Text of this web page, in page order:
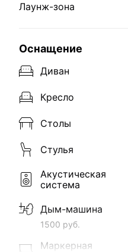
Лаунж-зона
Оснащение
Диван
Кресло
Столы
Стулья
Акустическая
система
Дым-машина
1500 руб.
Маркерная